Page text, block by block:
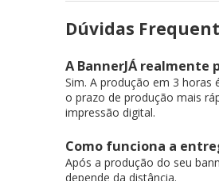
Dúvidas
A BannerJÁ realmente
Sim. A produção em 3 horas
o prazo de produção mais
impressão digital.
Como funciona a
Após a produção do seu
depende da distância.